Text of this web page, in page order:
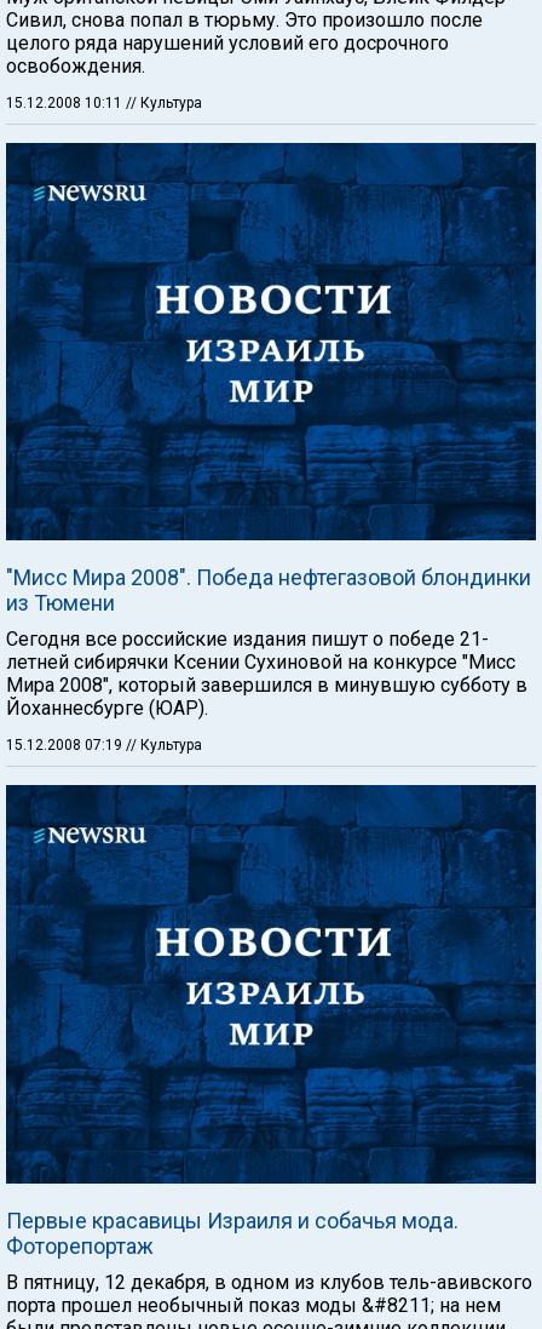
Сивил, снова попал в тюрьму. Это произошло после
целого ряда нарушений условий его досрочного
освобождения.
15.12.2008 10:11 // Культура
"Мисс Мира 2008". Победа нефтегазовой блондинки
из Тюмени
Сегодня все российские издания пишут о победе 21-
летней сибирячки Ксении Сухиновой на конкурсе "Мисс
Мира 2008", который завершился в минувшую субботу в
Йоханнесбурге (ЮАР).
15.12.2008 07:19 // Культура
Первые красавицы Израиля и собачья мода.
Фоторепортаж
В пятницу, 12 декабря, в одном из клубов тель-авивского
порта прошел необычный показ моды &#8211; на нем